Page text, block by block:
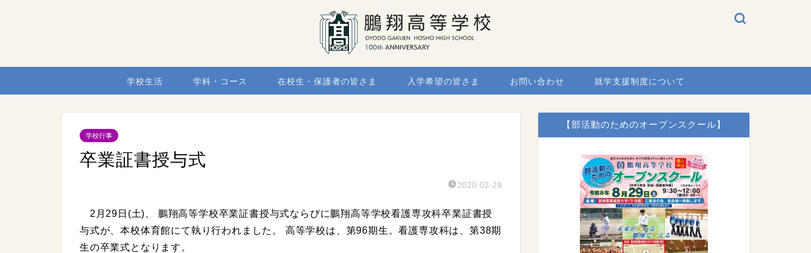
学校生活 学科・コース 在校生・保護者の皆さま 入学希望の皆さま お問い合わせ 就学支援制度について
学校行事
卒業証書授与式
2020-02-29
2月29日(土)、 鵬翔高等学校卒業証書授与式ならびに鵬翔高等学校看護専攻科卒業証書授
与式が、本校体育館にて執り行われました。 高等学校は、第96期生。看護専攻科は、第38期
生の卒業式となります。
【部活動のためのオープンスクール】